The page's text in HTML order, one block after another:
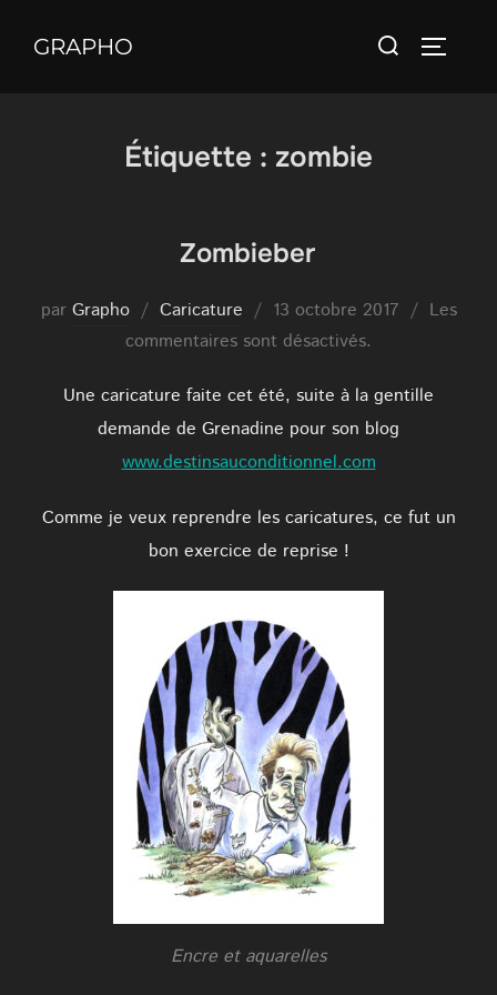
GRAPHO Rechercher :
Étiquette : zombie
Zombieber
par Grapho Caricature
Publié
le
13 octobre 2017
Les
commentaires sont désactivés.
Une caricature faite cet été, suite à la gentille
demande de Grenadine pour son blog
www.destinsauconditionnel.com
Comme je veux reprendre les caricatures, ce fut un
bon exercice de reprise !
Encre et aquarelles